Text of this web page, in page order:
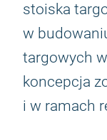
stoiska
w
targowych w
koncepcja
i w ramach